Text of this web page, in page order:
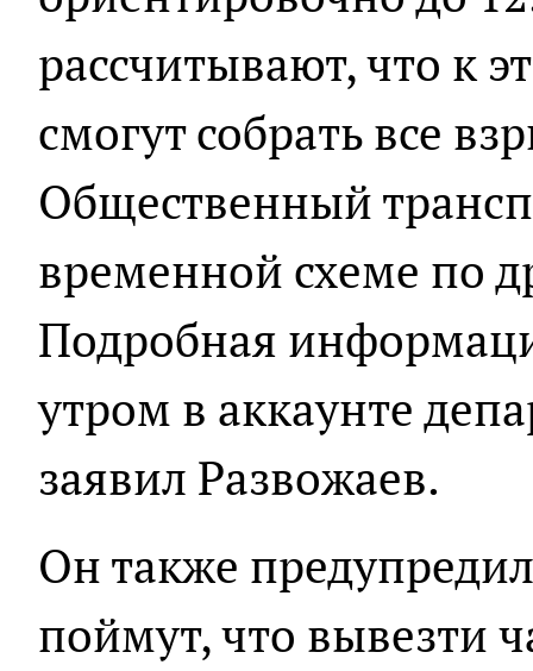
рассчитывают, что к
смогут собрать все
Общественный
временной схеме по
Подробная
утром в аккаунте
заявил Развожаев.
Он также
поймут, что вывезти